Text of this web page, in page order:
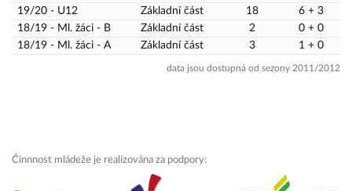
19/20 - U12
Základní část 18
6 + 3
18/19 - Ml. žáci - B
Základní část 2
0 + 0
18/19 - Ml. žáci - A
Základní část 3 1 + 0
data jsou dostupná od sezony 2011/2012
Činnnost mládeže je realizována za podpory: